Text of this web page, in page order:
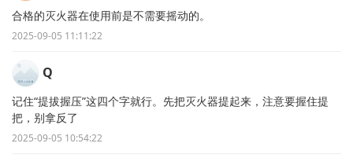
合格的灭火器在使用前是不需要摇动的。
2025-09-05 11:11:22
Q
记住“提拔握压”这四个字就行。先把灭火器提起来，注意要握住提
把，别拿反了
2025-09-05 10:54:22